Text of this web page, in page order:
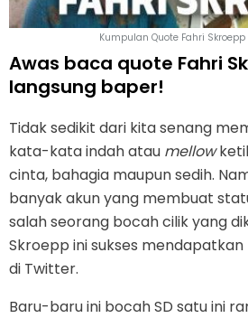
Kumpulan Quote Fahri
Awas baca quote Fahri
langsung baper!
Tidak sedikit dari kita senang
kata-kata indah atau mellow
cinta, bahagia maupun sedih.
banyak akun yang membuat
salah seorang bocah cilik yang
Skroepp ini sukses
di Twitter.
Baru-baru ini bocah SD satu ini